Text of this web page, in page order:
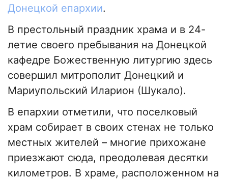
Донецкой епархии.
В престольный праздник храма и в 24-
летие своего пребывания на Донецкой
кафедре Божественную литургию здесь
совершил митрополит Донецкий и
Мариупольский Иларион (Шукало).
В епархии отметили, что поселковый
храм собирает в своих стенах не только
местных жителей – многие прихожане
приезжают сюда, преодолевая десятки
километров. В храме, расположенном на